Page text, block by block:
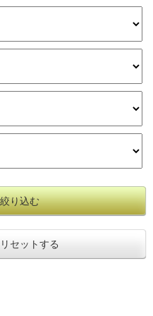
り込む
セットする